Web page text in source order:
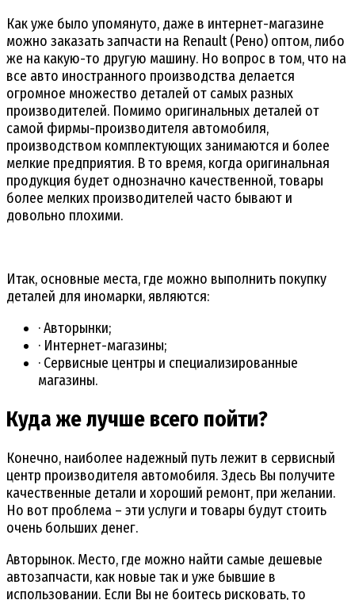
Как уже было упомянуто, даже в интернет-магазине
можно заказать запчасти на Renault (Рено) оптом, либо
же на какую-то другую машину. Но вопрос в том, что на
все авто иностранного производства делается
огромное множество деталей от самых разных
производителей. Помимо оригинальных деталей от
самой фирмы-производителя автомобиля,
производством комплектующих занимаются и более
мелкие предприятия. В то время, когда оригинальная
продукция будет однозначно качественной, товары
более мелких производителей часто бывают и
довольно плохими.
Итак, основные места, где можно выполнить покупку
деталей для иномарки, являются:
· Авторынки;
· Интернет-магазины;
· Сервисные центры и специализированные
магазины.
Куда же лучше всего пойти?
Конечно, наиболее надежный путь лежит в сервисный
центр производителя автомобиля. Здесь Вы получите
качественные детали и хороший ремонт, при желании.
Но вот проблема – эти услуги и товары будут стоить
очень больших денег.
Авторынок. Место, где можно найти самые дешевые
автозапчасти, как новые так и уже бывшие в
использовании. Если Вы не боитесь рисковать, то